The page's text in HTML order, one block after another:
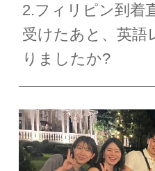
2.フィリピン到着
受けたあと、英語
りましたか?